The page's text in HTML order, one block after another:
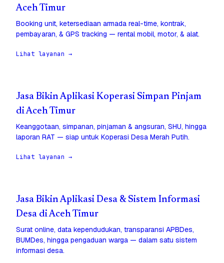
Aceh Timur
Booking unit, ketersediaan armada real-time, kontrak,
pembayaran, & GPS tracking — rental mobil, motor, & alat.
Lihat layanan →
Jasa Bikin Aplikasi Koperasi Simpan Pinjam
di Aceh Timur
Keanggotaan, simpanan, pinjaman & angsuran, SHU, hingga
laporan RAT — siap untuk Koperasi Desa Merah Putih.
Lihat layanan →
Jasa Bikin Aplikasi Desa & Sistem Informasi
Desa di Aceh Timur
Surat online, data kependudukan, transparansi APBDes,
BUMDes, hingga pengaduan warga — dalam satu sistem
informasi desa.